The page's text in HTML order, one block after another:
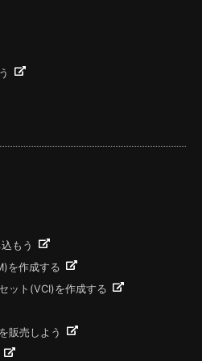
もう
を作成する
ット(VCI)を作成する
販売しよう